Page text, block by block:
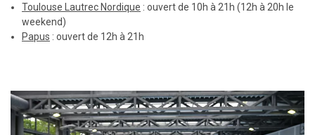
Toulouse Lautrec Nordique : ouvert de 10h à 21h (12h à 20h le
weekend)
Papus : ouvert de 12h à 21h